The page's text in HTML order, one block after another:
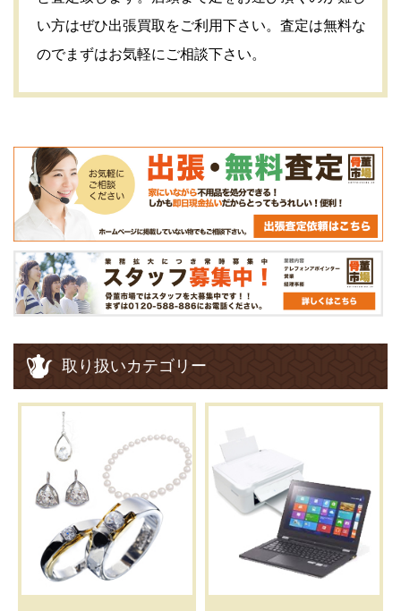
い方はぜひ出張買取をご利用下さい。査定は無料な
のでまずはお気軽にご相談下さい。
取り扱いカテゴリー